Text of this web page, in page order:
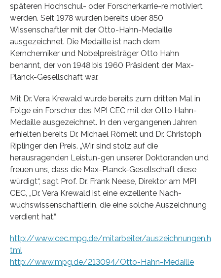
späteren Hochschul- oder Forscherkarrie-re motiviert
werden. Seit 1978 wurden bereits über 850
Wissenschaftler mit der Otto-Hahn-Medaille
ausgezeichnet. Die Medaille ist nach dem
Kernchemiker und Nobelpreisträger Otto Hahn
benannt, der von 1948 bis 1960 Präsident der Max-
Planck-Gesellschaft war.
Mit Dr. Vera Krewald wurde bereits zum dritten Mal in
Folge ein Forscher des MPI CEC mit der Otto Hahn-
Medaille ausgezeichnet. In den vergangenen Jahren
erhielten bereits Dr. Michael Römelt und Dr. Christoph
Riplinger den Preis. „Wir sind stolz auf die
herausragenden Leistun-gen unserer Doktoranden und
freuen uns, dass die Max-Planck-Gesellschaft diese
würdigt“, sagt Prof. Dr. Frank Neese, Direktor am MPI
CEC, „Dr. Vera Krewald ist eine exzellente Nach-
wuchswissenschaftlerin, die eine solche Auszeichnung
verdient hat.“
http://www.cec.mpg.de/mitarbeiter/auszeichnungen.h
tml
http://www.mpg.de/213094/Otto-Hahn-Medaille